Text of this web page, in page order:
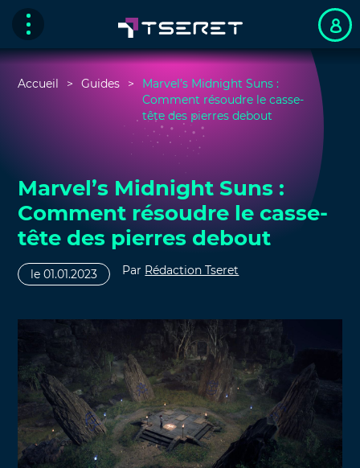
Accueil Guides
Marvel’s Midnight Suns :
Comment résoudre le casse-
tête des pierres debout
Marvel’s Midnight Suns :
Comment résoudre le casse-
tête des pierres debout
le 01.01.2023 Par Rédaction Tseret